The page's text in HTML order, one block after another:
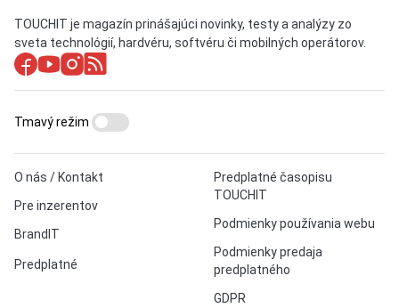
TOUCHIT je magazín prinášajúci novinky, testy a analýzy zo
sveta technológií, hardvéru, softvéru či mobilných operátorov.
O nás / Kontakt
Pre inzerentov
BrandIT
Predplatné
Predplatné časopisu
TOUCHIT
Podmienky používania webu
Podmienky predaja
predplatného
GDPR
Tmavý režim